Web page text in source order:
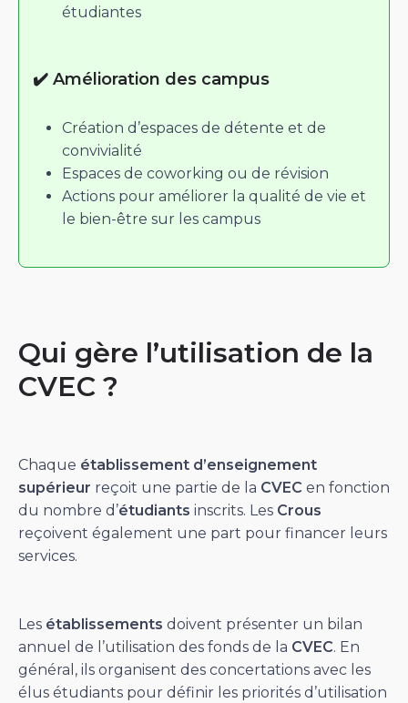
étudiantes
✔️ Amélioration des campus
Création d’espaces de détente et de
convivialité
Espaces de coworking ou de révision
Actions pour améliorer la qualité de vie et
le bien-être sur les campus
Qui gère l’utilisation de la
CVEC ?
Chaque établissement d’enseignement
supérieur reçoit une partie de la CVEC en fonction
du nombre d’étudiants inscrits. Les Crous
reçoivent également une part pour financer leurs
services.
Les établissements doivent présenter un bilan
annuel de l’utilisation des fonds de la CVEC. En
général, ils organisent des concertations avec les
élus étudiants pour définir les priorités d’utilisation